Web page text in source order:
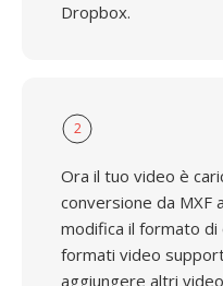
Dropbox.
2
Ora il tuo video è
conversione da MXF
modifica il formato
formati video
aggiungere altri